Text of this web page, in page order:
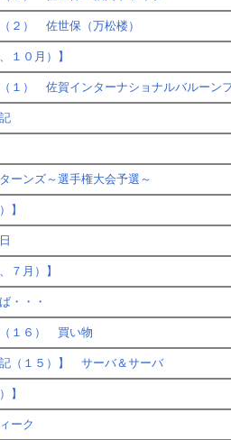
２） 佐世保（万松楼）
１０月）】
１） 佐賀インターナショナルバルーン
ーンズ～選手権大会予選～
】
７月）】
・・・
１６） 買い物
記（１５）】 サーバ＆サーバ
】
ーク